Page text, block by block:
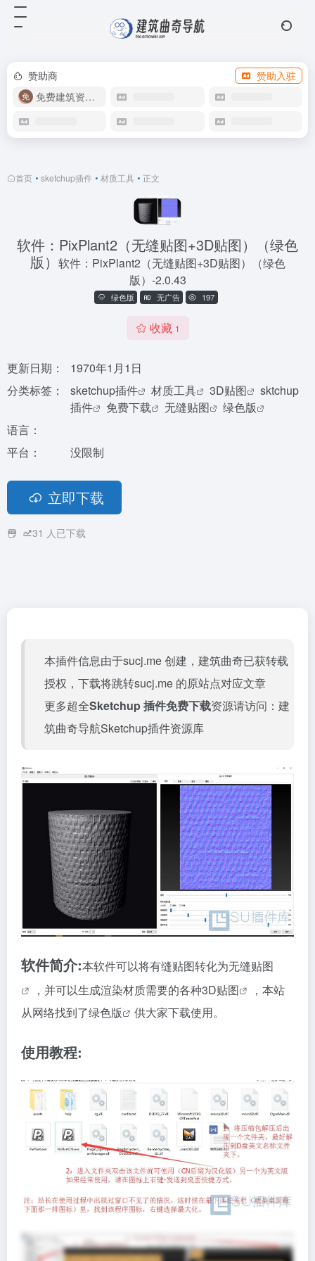
赞助商
赞助入驻
免费建筑资源库
首页 • sketchup插件 • 材质工具 • 正文
软件：PixPlant2（无缝贴图+3D贴图）（绿色
版） 软件：PixPlant2（无缝贴图+3D贴图）（绿色
版）-2.0.43
绿色版 无广告 197
收藏 1
更新日期：
1970年1月1日
分类标签：
sketchup插件 材质工具 3D贴图
sktchup
插件
免费下载 无缝贴图
绿色版
语言：
平台：
没限制
立即下载
31 人已下载
本插件信息由于sucj.me 创建，建筑曲奇已获转载
授权，下载将跳转sucj.me 的原站点对应文章
更多超全Sketchup 插件免费下载资源请访问： 建
筑曲奇导航Sketchup插件资源库
软件简介:本软件可以将有缝贴图转化为无缝贴图
，并可以生成渲染材质需要的各种3D贴图
，本站
从网络找到了绿色版 供大家下载使用。
使用教程: